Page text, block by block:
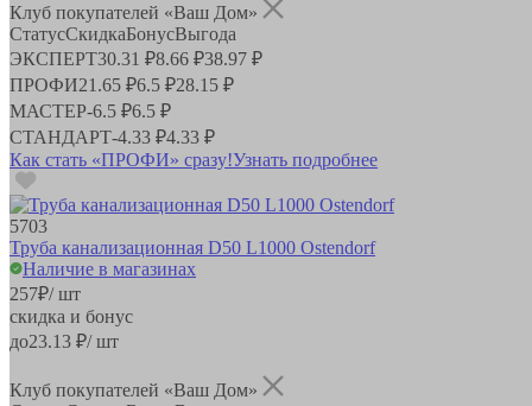
Клуб покупателей «Ваш Дом»
СтатусСкидкаБонусВыгода
ЭКСПЕРТ30.31 ₽8.66 ₽38.97 ₽
ПРОФИ21.65 ₽6.5 ₽28.15 ₽
МАСТЕР-6.5 ₽6.5 ₽
СТАНДАРТ-4.33 ₽4.33 ₽
Как стать «ПРОФИ» сразу!Узнать подробнее
5703
Труба канализационная D50 L1000 Ostendorf
Наличие в магазинах
257₽/ шт
скидка и бонус
до23.13 ₽/ шт
Клуб покупателей «Ваш Дом»